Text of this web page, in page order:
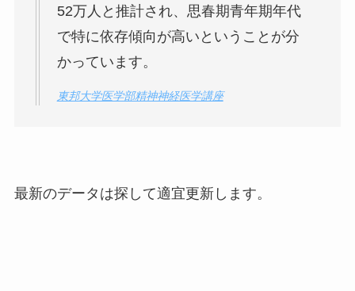
52万人と推計され、思春期青年期年代
で特に依存傾向が高いということが分
かっています。
東邦大学医学部精神神経医学講座
最新のデータは探して適宜更新します。